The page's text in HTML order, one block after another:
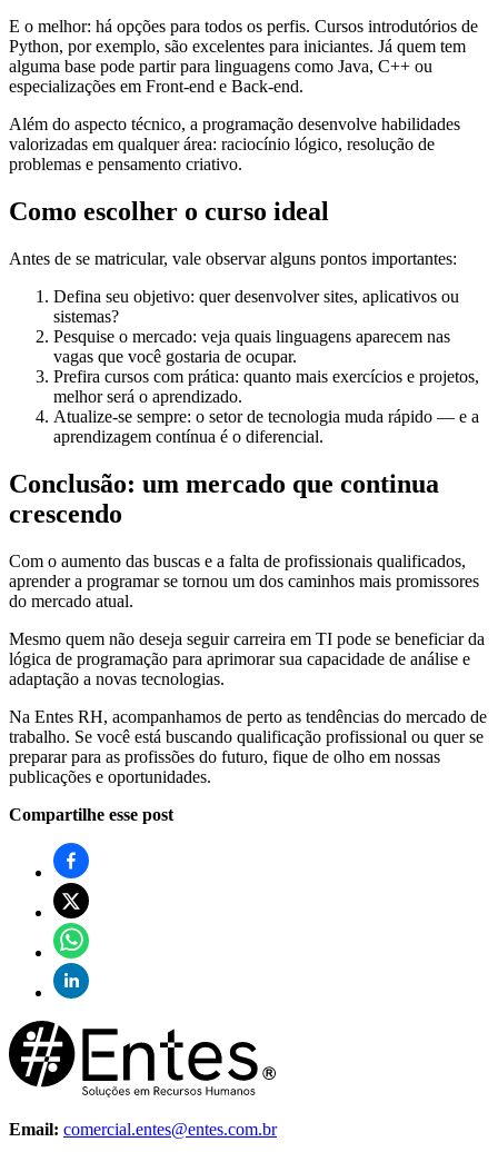
E o melhor: há opções para todos os perfis. Cursos introdutórios de
Python, por exemplo, são excelentes para iniciantes. Já quem tem
alguma base pode partir para linguagens como Java, C++ ou
especializações em Front-end e Back-end.
Além do aspecto técnico, a programação desenvolve habilidades
valorizadas em qualquer área: raciocínio lógico, resolução de
problemas e pensamento criativo.
Como escolher o curso ideal
Antes de se matricular, vale observar alguns pontos importantes:
Defina seu objetivo: quer desenvolver sites, aplicativos ou
sistemas?
Pesquise o mercado: veja quais linguagens aparecem nas
vagas que você gostaria de ocupar.
Prefira cursos com prática: quanto mais exercícios e projetos,
melhor será o aprendizado.
Atualize-se sempre: o setor de tecnologia muda rápido — e a
aprendizagem contínua é o diferencial.
Conclusão: um mercado que continua
crescendo
Com o aumento das buscas e a falta de profissionais qualificados,
aprender a programar se tornou um dos caminhos mais promissores
do mercado atual.
Mesmo quem não deseja seguir carreira em TI pode se beneficiar da
lógica de programação para aprimorar sua capacidade de análise e
adaptação a novas tecnologias.
Na Entes RH, acompanhamos de perto as tendências do mercado de
trabalho. Se você está buscando qualificação profissional ou quer se
preparar para as profissões do futuro, fique de olho em nossas
publicações e oportunidades.
Compartilhe esse post
Email: comercial.entes@entes.com.br